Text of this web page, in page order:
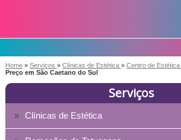
Home » Serviços » Clínicas de Estética » Centro de Estética
Preço em São Caetano do Sul
Serviços
Clínicas de Estética